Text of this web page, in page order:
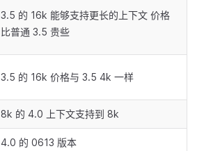
3.5 的 16k 能够支持更长的上下文 价格
比普通 3.5 贵些
3.5 的 16k 价格与 3.5 4k 一样
8k 的 4.0 上下文支持到 8k
4.0 的 0613 版本